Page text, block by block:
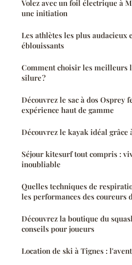
Volez avec un foil électrique à
une initiation
Les athlètes les plus audacieux
éblouissants
Comment choisir les meilleurs
silure ?
Découvrez le sac à dos Osprey
expérience haut de gamme
Découvrez le kayak idéal grâce
Séjour kitesurf tout compris :
inoubliable
Quelles techniques de
les performances des coureurs
Découvrez la boutique du
conseils pour joueurs
Location de ski à Tignes :